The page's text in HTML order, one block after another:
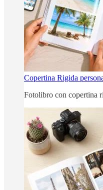
Copertina Rigida
Fotolibro con copertina